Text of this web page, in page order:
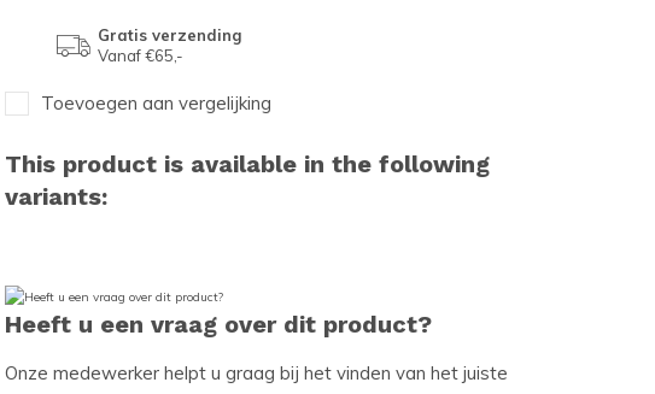
Gratis verzending
Vanaf €65,-
Toevoegen aan vergelijking
This product is available in the following
variants:
Heeft u een vraag over dit product?
Onze medewerker helpt u graag bij het vinden van het juiste